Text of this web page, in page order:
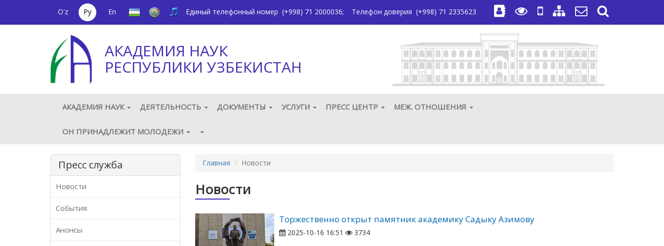
O'z Ру En Единый телефонный номер (+998) 71 2000036; Телефон доверия (+998) 71 2335623
АКАДЕМИЯ НАУК
РЕСПУБЛИКИ УЗБЕКИСТАН
АКАДЕМИЯ НАУК ДЕЯТЕЛЬНОСТЬ ДОКУМЕНТЫ УСЛУГИ ПРЕСС ЦЕНТР МЕЖ. ОТНОШЕНИЯ
ОН ПРИНАДЛЕЖИТ МОЛОДЕЖИ
Пресс служба
Новости
События
Анонсы
Главная Новости
Новости
Торжественно открыт памятник академику Садыку Азимову
2025-10-16 16:51 3734